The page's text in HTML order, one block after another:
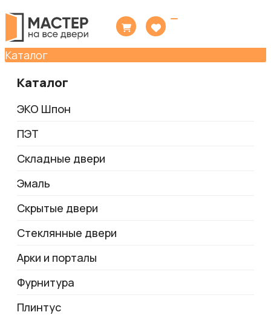
Каталог
Каталог
ЭКО Шпон
ПЭТ
Складные двери
Эмаль
Скрытые двери
Стеклянные двери
Арки и порталы
Фурнитура
Плинтус